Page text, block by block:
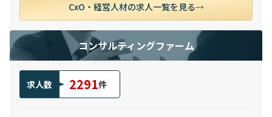
CxO・経営人材の求人一覧を見る
コンサルティングファーム
求人数 2291件